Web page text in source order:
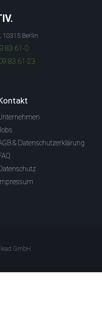
10315 Berlin
83 61-0
83 61-23
& Datenschutzerklärung
Impressum
GmbH